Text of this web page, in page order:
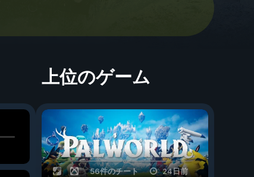
上位のゲーム
56件のチート 24日前